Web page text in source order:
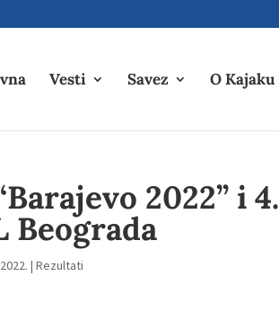
Vesti Savez O Kajaku
2022” i 4.
Beograda
| Rezultati